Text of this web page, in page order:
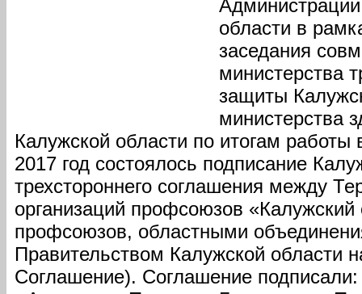
области в
заседания
министерства
защиты
министерства
Калужской области по итогам работы
2017 год состоялось подписание
трехстороннего соглашения между
организаций профсоюзов «Калужский
профсоюзов, областными
Правительством Калужской области
Соглашение). Соглашение